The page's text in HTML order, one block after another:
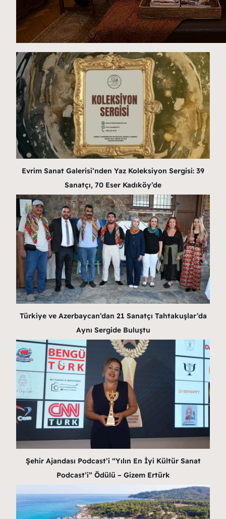
Evrim Sanat Galerisi’nden Yaz Koleksiyon Sergisi: 39
Sanatçı, 70 Eser Kadıköy’de
Türkiye ve Azerbaycan’dan 21 Sanatçı Tahtakuşlar’da
Aynı Sergide Buluştu
Şehir Ajandası Podcast’i “Yılın En İyi Kültür Sanat
Podcast’i” Ödülü – Gizem Ertürk